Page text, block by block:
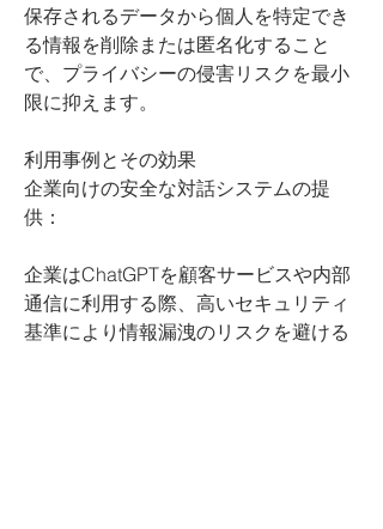
保存されるデータから個人を特定でき
る情報を削除または匿名化すること
で、プライバシーの侵害リスクを最小
限に抑えます。
利用事例とその効果
企業向けの安全な対話システムの提
供：
企業はChatGPTを顧客サービスや内部
通信に利用する際、高いセキュリティ
基準により情報漏洩のリスクを避ける